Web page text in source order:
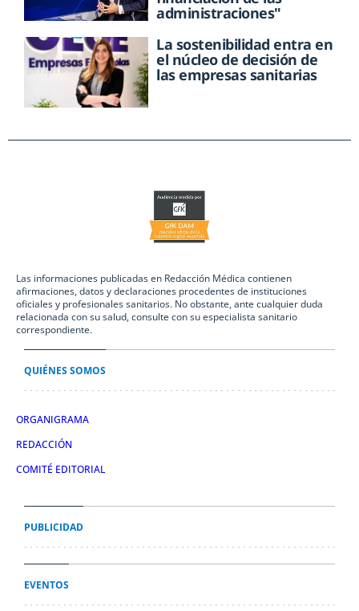
administraciones"
La sostenibilidad entra en
el núcleo de decisión de
las empresas sanitarias
Las informaciones publicadas en Redacción Médica contienen
afirmaciones, datos y declaraciones procedentes de instituciones
oficiales y profesionales sanitarios. No obstante, ante cualquier duda
relacionada con su salud, consulte con su especialista sanitario
correspondiente.
QUIÉNES SOMOS
ORGANIGRAMA
REDACCIÓN
COMITÉ EDITORIAL
PUBLICIDAD
EVENTOS